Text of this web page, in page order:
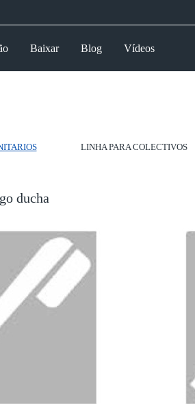
Baixar Blog Vídeos
LINHA PARA COLECTIVOS
ducha